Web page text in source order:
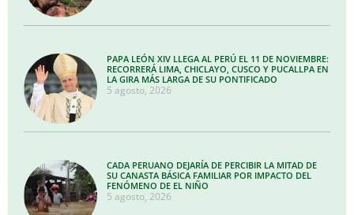
PAPA LEÓN XIV LLEGA AL PERÚ EL 11 DE NOVIEMBRE:
RECORRERÁ LIMA, CHICLAYO, CUSCO Y PUCALLPA EN
LA GIRA MÁS LARGA DE SU PONTIFICADO
5 agosto, 2026
CADA PERUANO DEJARÍA DE PERCIBIR LA MITAD DE
SU CANASTA BÁSICA FAMILIAR POR IMPACTO DEL
FENÓMENO DE EL NIÑO
5 agosto, 2026